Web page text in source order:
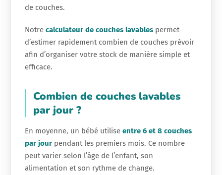
de couches.
Notre calculateur de couches lavables permet
d’estimer rapidement combien de couches prévoir
afin d’organiser votre stock de manière simple et
efficace.
Combien de couches lavables
par jour ?
En moyenne, un bébé utilise entre 6 et 8 couches
par jour pendant les premiers mois. Ce nombre
peut varier selon l’âge de l’enfant, son
alimentation et son rythme de change.